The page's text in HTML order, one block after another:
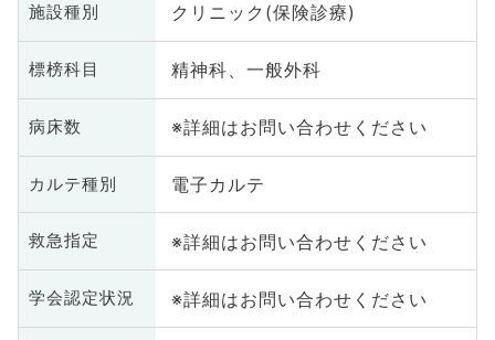
施設種別 クリニック(保険診療)
標榜科目 精神科、一般外科
病床数 ※詳細はお問い合わせください
カルテ種別 電子カルテ
救急指定 ※詳細はお問い合わせください
学会認定状況 ※詳細はお問い合わせください